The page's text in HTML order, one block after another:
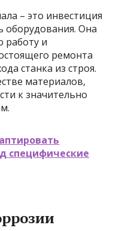
– это инвестиция
оборудования. Она
работу и
ремонта
станка из строя.
материалов,
к значительно
специфические